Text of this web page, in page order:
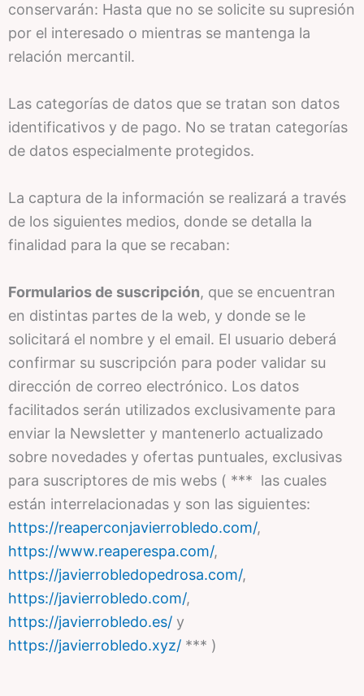
conservarán: Hasta que no se solicite su supresión
por el interesado o mientras se mantenga la
relación mercantil.
Las categorías de datos que se tratan son datos
identificativos y de pago. No se tratan categorías
de datos especialmente protegidos.
La captura de la información se realizará a través
de los siguientes medios, donde se detalla la
finalidad para la que se recaban:
Formularios de suscripción, que se encuentran
en distintas partes de la web, y donde se le
solicitará el nombre y el email. El usuario deberá
confirmar su suscripción para poder validar su
dirección de correo electrónico. Los datos
facilitados serán utilizados exclusivamente para
enviar la Newsletter y mantenerlo actualizado
sobre novedades y ofertas puntuales, exclusivas
para suscriptores de mis webs ( *** las cuales
están interrelacionadas y son las siguientes:
https://reaperconjavierrobledo.com/,
https://www.reaperespa.com/,
https://javierrobledopedrosa.com/,
https://javierrobledo.com/,
https://javierrobledo.es/ y
https://javierrobledo.xyz/ *** )